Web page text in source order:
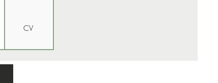
CV